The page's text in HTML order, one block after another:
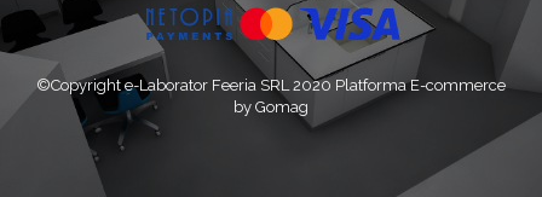
©Copyright e-Laborator Feeria SRL 2020 Platforma E-commerce
by Gomag